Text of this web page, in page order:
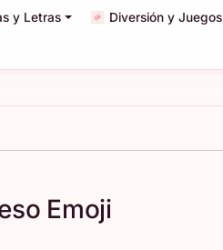
y Letras Diversión y Juegos
Emoji